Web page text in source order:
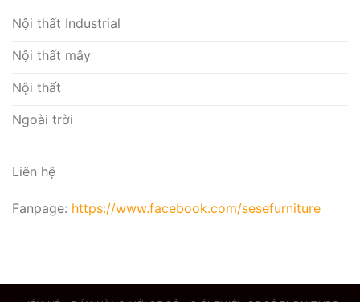
Nội thất Industrial
Nội thất mây
Nội thất
Ngoài trời
Liên hệ
Fanpage: https://www.facebook.com/sesefurniture